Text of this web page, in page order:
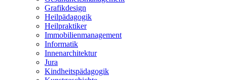
Grafikdesign
Heilpädagogik
Heilpraktiker
Immobilienmanagement
Informatik
Innenarchitektur
Jura
Kindheitspädagogik